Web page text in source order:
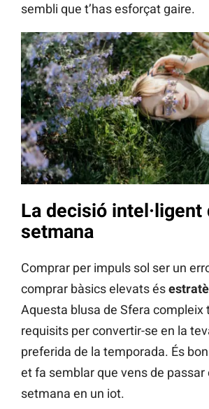
sembli que t’has esforçat gaire.
La decisió intel·ligent
setmana
Comprar per impuls sol ser un
comprar bàsics elevats és
Aquesta blusa de Sfera compleix
requisits per convertir-se en la
preferida de la temporada. És
et fa semblar que vens de passar
setmana en un iot.